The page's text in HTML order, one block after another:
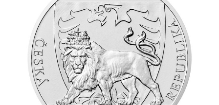
Previous